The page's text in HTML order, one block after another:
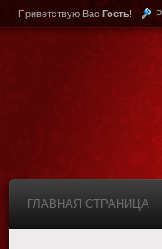
Приветствую Вас Гость!
ГЛАВНАЯ СТРАНИЦА